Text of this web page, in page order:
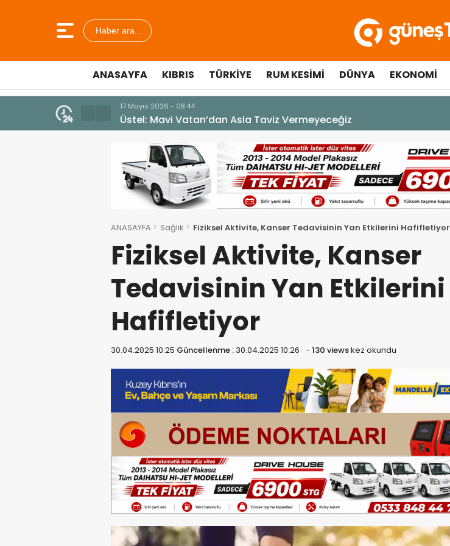
Haber ara...
ANASAYFA KIBRIS TÜRKIYE RUM KESIMI DÜNYA EKONOMI
7 Ağustos 2026 - 12:36
ÜSTEL: “ERENKÖY RUHU SONSUZA DEK YAŞAYACAK”
ANASAYFA Sağlık Fiziksel Aktivite, Kanser Tedavisinin Yan Etkilerini Hafifletiyor
Fiziksel Aktivite, Kanser
Tedavisinin Yan Etkilerini
Hafifletiyor
30.04.2025 10:25 Güncellenme :30.04.2025 10:26 - 130 viewskez okundu